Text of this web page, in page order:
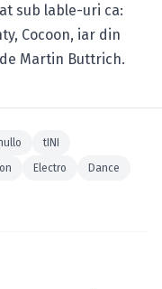
sub lable-uri ca:
Cocoon, iar din
Martin Buttrich.
tINI
Electro
Dance